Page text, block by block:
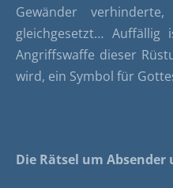
Gewänder
gleichgesetzt… Auffällig
Angriffswaffe dieser
wird, ein Symbol für
Die Rätsel um Absender